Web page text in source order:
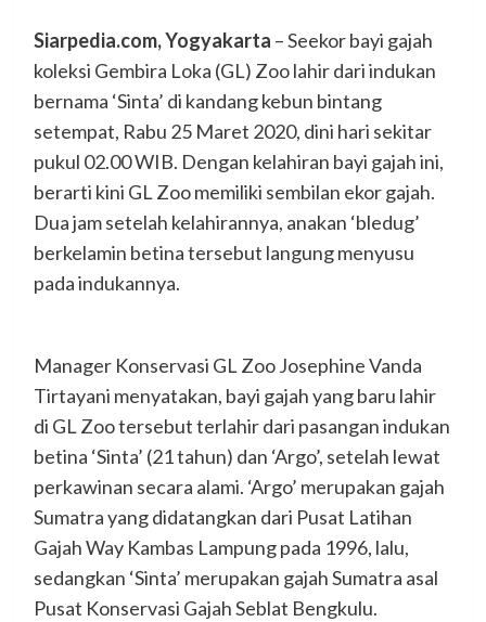
Siarpedia.com, Yogyakarta – Seekor bayi gajah
koleksi Gembira Loka (GL) Zoo lahir dari indukan
bernama ‘Sinta’ di kandang kebun bintang
setempat, Rabu 25 Maret 2020, dini hari sekitar
pukul 02.00 WIB. Dengan kelahiran bayi gajah ini,
berarti kini GL Zoo memiliki sembilan ekor gajah.
Dua jam setelah kelahirannya, anakan ‘bledug’
berkelamin betina tersebut langung menyusu
pada indukannya.
Manager Konservasi GL Zoo Josephine Vanda
Tirtayani menyatakan, bayi gajah yang baru lahir
di GL Zoo tersebut terlahir dari pasangan indukan
betina ‘Sinta’ (21 tahun) dan ‘Argo’, setelah lewat
perkawinan secara alami. ‘Argo’ merupakan gajah
Sumatra yang didatangkan dari Pusat Latihan
Gajah Way Kambas Lampung pada 1996, lalu,
sedangkan ‘Sinta’ merupakan gajah Sumatra asal
Pusat Konservasi Gajah Seblat Bengkulu.